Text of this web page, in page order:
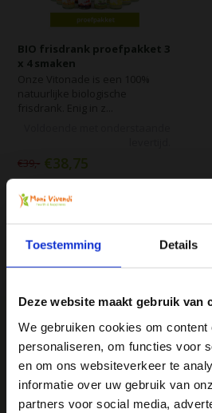
Toestemming Details
Deze website maakt gebruik van
We gebruiken cookies om content
personaliseren, om functies voor
en om ons websiteverkeer te
informatie over uw gebruik van
partners voor social media,
BIO frisdrank proefpakket 3
x 4 smaken
Vergelijk
€39,- €38,75
We♥health &
Mani Vivendi
beetje extra!
Ja, ik wil 5%
volgende